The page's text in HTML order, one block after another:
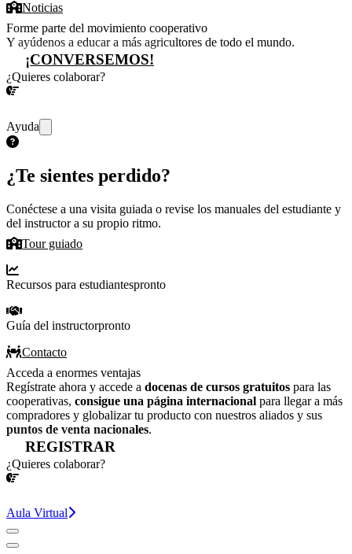
Noticias
Forme parte del movimiento cooperativo
Y ayúdenos a educar a más agricultores de todo el mundo.
¡CONVERSEMOS!
¿Quieres colaborar?
Ayuda
¿Te sientes perdido?
Conéctese a una visita guiada o revise los manuales del estudiante y
del instructor a su propio ritmo.
Tour guiado
Recursos para estudiantespronto
Guía del instructorpronto
Contacto
Acceda a enormes ventajas
Regístrate ahora y accede a docenas de cursos gratuitos para las
cooperativas, consigue una página internacional para llegar a más
compradores y globalizar tu producto con nuestros aliados y sus
puntos de venta nacionales.
REGISTRAR
¿Quieres colaborar?
Aula Virtual